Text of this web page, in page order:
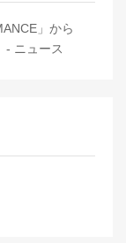
」から
- ニュース